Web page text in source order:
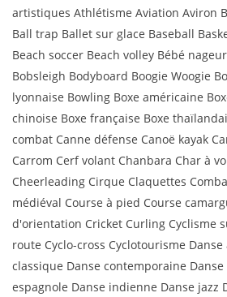
artistiques Athlétisme Aviation Aviron
Ball trap Ballet sur glace Baseball
Beach soccer Beach volley Bébé
Bobsleigh Bodyboard Boogie Woogie
lyonnaise Bowling Boxe américaine
chinoise Boxe française Boxe
combat Canne défense Canoë kayak
Carrom Cerf volant Chanbara Char à
Cheerleading Cirque Claquettes
médiéval Course à pied Course
d'orientation Cricket Curling Cyclisme
route Cyclo-cross Cyclotourisme
classique Danse contemporaine
espagnole Danse indienne Danse jazz